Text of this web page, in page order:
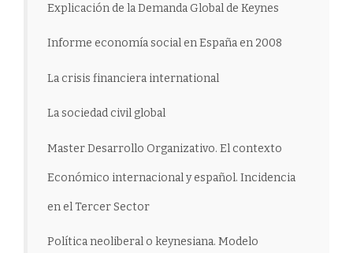
Explicación de la Demanda Global de Keynes
Informe economía social en España en 2008
La crisis financiera international
La sociedad civil global
Master Desarrollo Organizativo. El contexto
Económico internacional y español. Incidencia
en el Tercer Sector
Política neoliberal o keynesiana. Modelo